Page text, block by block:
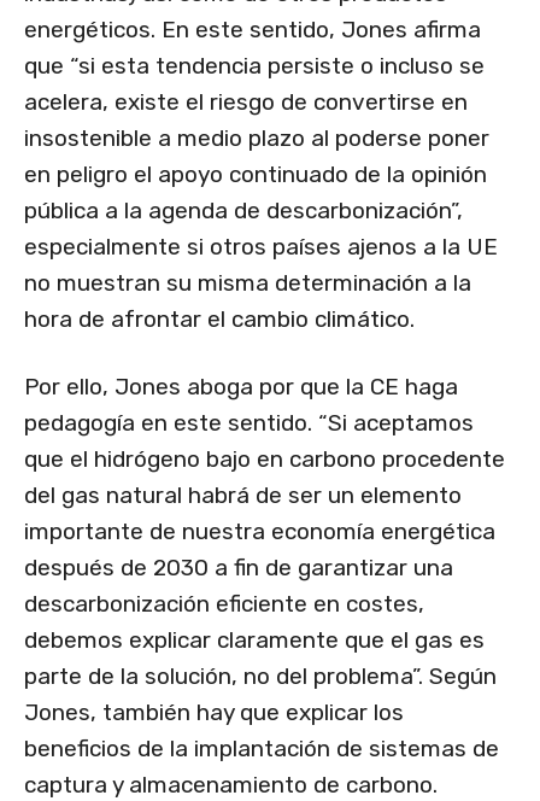
energéticos. En este sentido, Jones afirma
que “si esta tendencia persiste o incluso se
acelera, existe el riesgo de convertirse en
insostenible a medio plazo al poderse poner
en peligro el apoyo continuado de la opinión
pública a la agenda de descarbonización”,
especialmente si otros países ajenos a la UE
no muestran su misma determinación a la
hora de afrontar el cambio climático.
Por ello, Jones aboga por que la CE haga
pedagogía en este sentido. “Si aceptamos
que el hidrógeno bajo en carbono procedente
del gas natural habrá de ser un elemento
importante de nuestra economía energética
después de 2030 a fin de garantizar una
descarbonización eficiente en costes,
debemos explicar claramente que el gas es
parte de la solución, no del problema”. Según
Jones, también hay que explicar los
beneficios de la implantación de sistemas de
captura y almacenamiento de carbono.